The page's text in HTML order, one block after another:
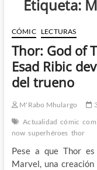
Etiqueta:
CÓMIC LECTURAS
Thor: God of
Esad Ribic
del trueno
M'Rabo Mhulargo
Actualidad cómic
now superhéroes thor
Pese a que Thor
Marvel, una